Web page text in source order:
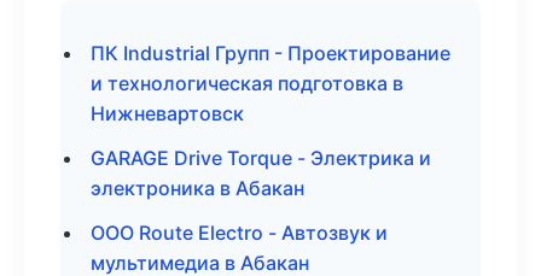
ПК Industrial Групп - Проектирование
и технологическая подготовка в
Нижневартовск
GARAGE Drive Torque - Электрика и
электроника в Абакан
ООО Route Electro - Автозвук и
мультимедиа в Абакан